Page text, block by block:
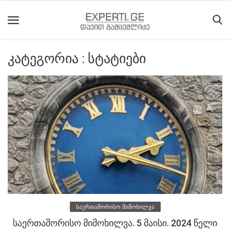
მიმდინარე
მოვლენები
საიტის
შესახებ
ეროვნული
მოძრაობის
ისტორია
კატეგორია : სტატიები
საერთაშორისო მიმოხილვა
საერთაშორისო მიმოხილვა. 5 მაისი. 2024 წელი